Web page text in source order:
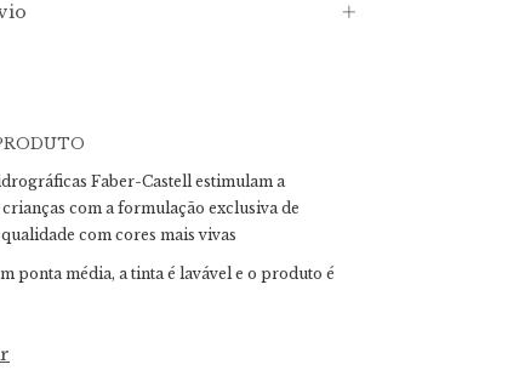
Faber-Castell estimulam a
com a formulação exclusiva de
com cores mais vivas
ponta média, a tinta é lavável e o produto é